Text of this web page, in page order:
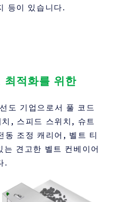
등이 있습니다.
최적화를 위한
도 기업으로서 풀 코드
, 스피드 스위치, 슈트
동 조정 캐리어, 벨트 티
견고한 벨트 컨베이어
.